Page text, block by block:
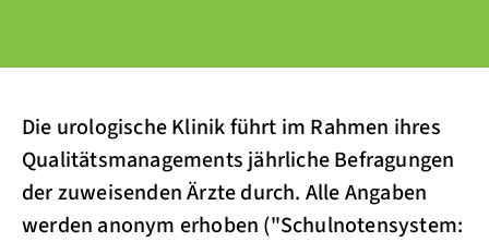
Die urologische Klinik führt im Rahmen ihres
Qualitätsmanagements jährliche Befragungen
der zuweisenden Ärzte durch. Alle Angaben
werden anonym erhoben ("Schulnotensystem: